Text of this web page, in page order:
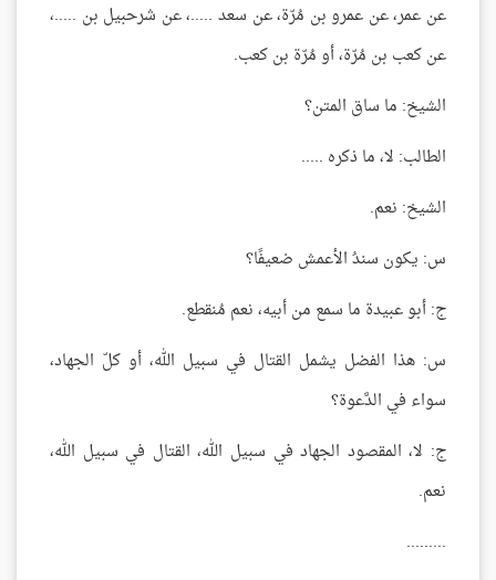
عن عمر، عن عمرو بن مُرّة، عن سعد .....، عن شرحبيل بن .....،
عن كعب بن مُرّة، أو مُرّة بن كعب.
الشيخ: ما ساق المتن؟
الطالب: لا، ما ذكره .....
الشيخ: نعم.
س: يكون سندُ الأعمش ضعيفًا؟
ج: أبو عبيدة ما سمع من أبيه، نعم مُنقطع.
س: هذا الفضل يشمل القتال في سبيل الله، أو كلّ الجهاد،
سواء في الدَّعوة؟
ج: لا، المقصود الجهاد في سبيل الله، القتال في سبيل الله،
نعم.
.........